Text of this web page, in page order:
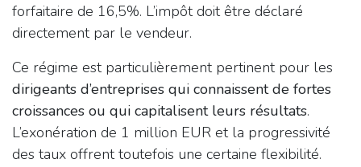
forfaitaire de 16,5%. L’impôt doit être déclaré
directement par le vendeur.
Ce régime est particulièrement pertinent pour les
dirigeants d’entreprises qui connaissent de fortes
croissances ou qui capitalisent leurs résultats.
L’exonération de 1 million EUR et la progressivité
des taux offrent toutefois une certaine flexibilité.